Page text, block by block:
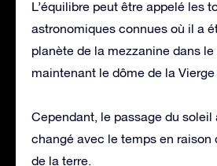
L’équilibre peut être appelé les
astronomiques connues où il a
planète de la mezzanine dans
maintenant le dôme de la
Cependant, le passage du soleil
changé avec le temps en raison
de la terre.